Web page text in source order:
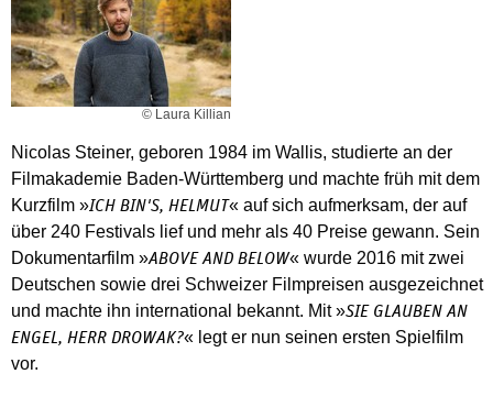
© Laura Killian
Nicolas Steiner, geboren 1984 im Wallis, studierte an der
Filmakademie Baden-Württemberg und machte früh mit dem
Kurzfilm »ICH BIN'S, HELMUT« auf sich aufmerksam, der auf
über 240 Festivals lief und mehr als 40 Preise gewann. Sein
Dokumentarfilm »ABOVE AND BELOW« wurde 2016 mit zwei
Deutschen sowie drei Schweizer Filmpreisen ausgezeichnet
und machte ihn international bekannt. Mit »SIE GLAUBEN AN
ENGEL, HERR DROWAK?« legt er nun seinen ersten Spielfilm
vor.